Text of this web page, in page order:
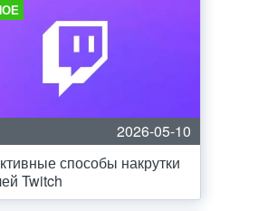
2026-05-10
способы накрутки
Twitch